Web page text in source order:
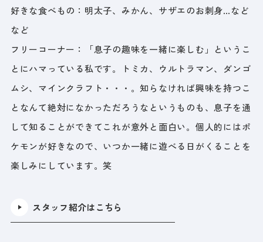
好きな食べもの：明太子、みかん、サザエのお刺身…など
など
フリーコーナー：「息子の趣味を一緒に楽しむ」というこ
とにハマっている私です。トミカ、ウルトラマン、ダンゴ
ムシ、マインクラフト・・・。知らなければ興味を持つこ
となんて絶対になかっただろうなというものも、息子を通
して知ることができてこれが意外と面白い。個人的にはポ
ケモンが好きなので、いつか一緒に遊べる日がくることを
楽しみにしています。笑
スタッフ紹介はこちら